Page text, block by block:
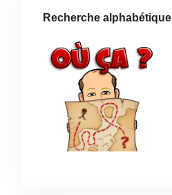
Recherche alphabétique